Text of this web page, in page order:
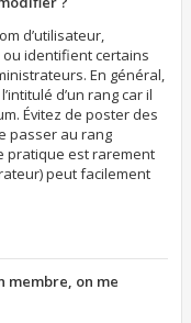
d’utilisateur,
identifient certains
En général,
d’un rang car il
Évitez de poster des
passer au rang
pratique est rarement
peut facilement
membre, on me